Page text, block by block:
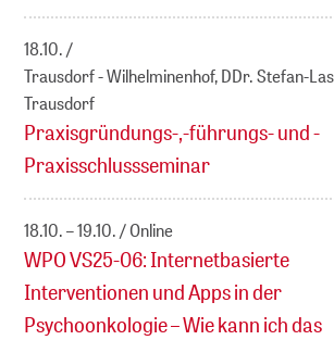
18.10.
Trausdorf - Wilhelminenhof, DDr. Stefan-
Trausdorf
Praxisgründungs-,-führungs- und -
Praxisschlussseminar
18.10. – 19.10. Online
WPO VS25-06: Internetbasierte
Interventionen und Apps in der
Psychoonkologie – Wie kann ich das